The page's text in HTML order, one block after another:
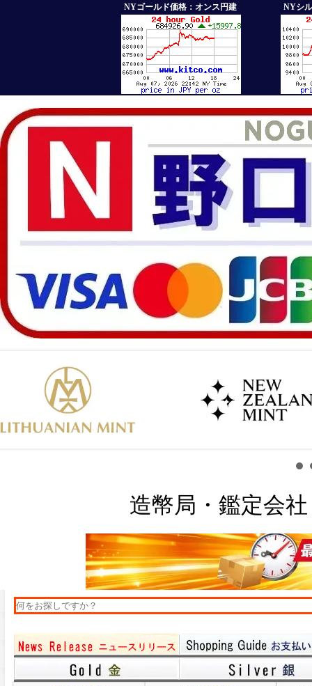
NYゴールド価格：オンス円建 NYシ
造幣局・鑑定会